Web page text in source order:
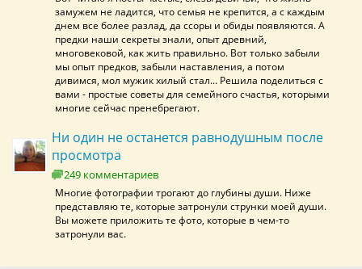
замужем не ладится, что семья не крепится, а с каждым
днем все более разлад, да ссоры и обиды появляются. А
предки наши секреты знали, опыт древний,
многовековой, как жить правильно. Вот только забыли
мы опыт предков, забыли наставления, а потом
дивимся, мол мужик хилый стал... Решила поделиться с
вами - простые советы для семейного счастья, которыми
многие сейчас пренебрегают.
Ни один не останется равнодушным после
просмотра
249 комментариев
Многие фотографии трогают до глубины души. Ниже
представляю те, которые затронули струнки моей души.
Вы можете приложить те фото, которые в чем-то
затронули вас.